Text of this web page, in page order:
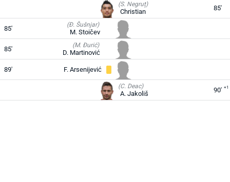
(S. Negruț)
Christian 85'
85' (Đ. Šušnjar)
M. Stoičev
85' (M. Đurić)
D. Martinović
89' F. Arsenijević
(C. Deac)
A. Jakoliš 90' +1